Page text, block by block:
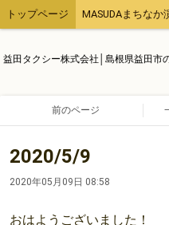
トップページ
益田タクシー株式会社│島根県益田市
前のページ
2020/5/9
2020年05月09日 08:58
おはようございました！